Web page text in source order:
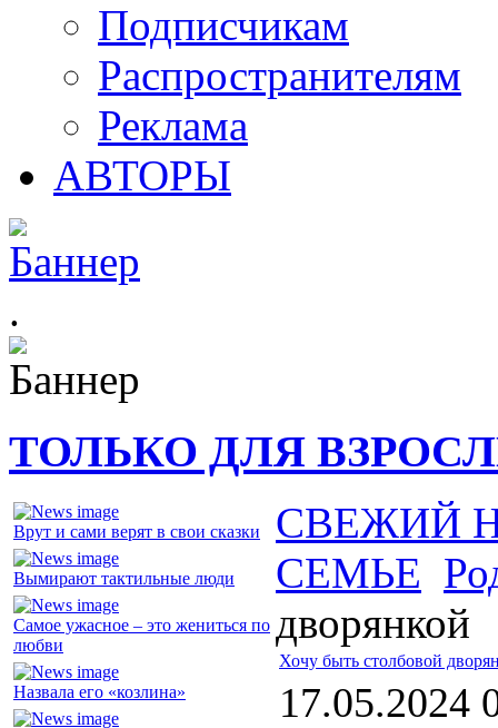
Подписчикам
Распространителям
Реклама
АВТОРЫ
.
ТОЛЬКО ДЛЯ
Врут и сами верят в свои сказки
Вымирают тактильные люди
Самое ужасное – это жениться по
любви
Назвала его «козлина»
СВЕЖИЙ
СЕМЬЕ
дворянкой
Хочу быть столбовой
17.05.2024